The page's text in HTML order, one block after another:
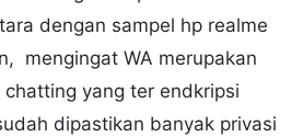
dengan sampel hp realme
mengingat WA merupakan
yang ter endkripsi
dipastikan banyak privasi